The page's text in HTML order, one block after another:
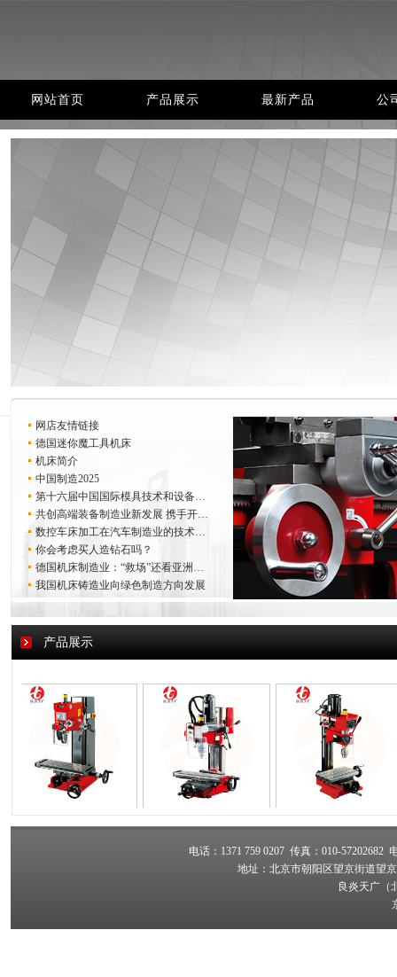
网站首页 产品展示 最新产品 公
网店友情链接
德国迷你魔工具机床
机床简介
中国制造2025
第十六届中国国际模具技术和设备…
共创高端装备制造业新发展 携手开…
数控车床加工在汽车制造业的技术…
你会考虑买人造钻石吗？
德国机床制造业：“救场”还看亚洲…
我国机床铸造业向绿色制造方向发展
产品展示
X2迷你钻铣床 X1微型钻铣床 C1微型车
电话：1371 759 0207 传真：010-57202682
地址：北京市朝阳区望京街道望
良炎天广（